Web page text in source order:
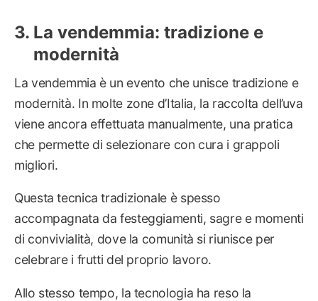
La vendemmia: tradizione e
modernità
La vendemmia è un evento che unisce tradizione e
modernità. In molte zone d’Italia, la raccolta dell’uva
viene ancora effettuata manualmente, una pratica
che permette di selezionare con cura i grappoli
migliori.
Questa tecnica tradizionale è spesso
accompagnata da festeggiamenti, sagre e momenti
di convivialità, dove la comunità si riunisce per
celebrare i frutti del proprio lavoro.
Allo stesso tempo, la tecnologia ha reso la